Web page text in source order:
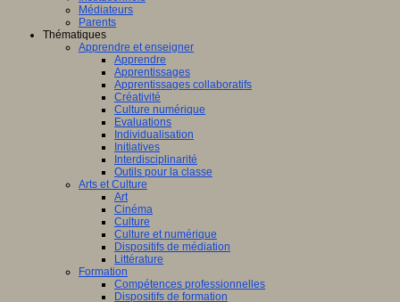
Médiateurs
Parents
Thématiques
Apprendre et enseigner
Apprendre
Apprentissages
Apprentissages collaboratifs
Créativité
Culture numérique
Evaluations
Individualisation
Initiatives
Interdisciplinarité
Outils pour la classe
Arts et Culture
Art
Cinéma
Culture
Culture et numérique
Dispositifs de médiation
Littérature
Formation
Compétences professionnelles
Dispositifs de formation